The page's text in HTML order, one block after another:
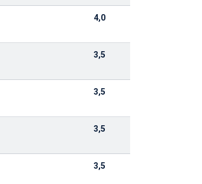
4,0
3,5
3,5
3,5
3,5